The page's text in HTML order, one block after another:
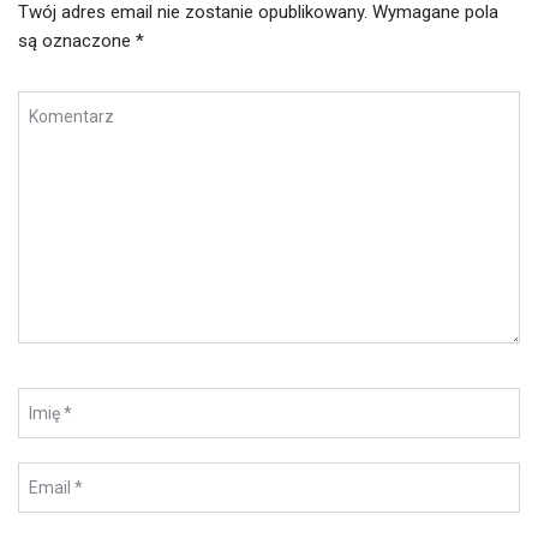
Twój adres email nie zostanie opublikowany. Wymagane pola
są oznaczone *